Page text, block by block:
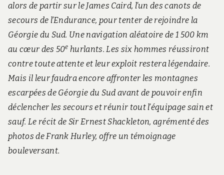
alors de partir sur le James Caird, l’un des canots de
secours de l’Endurance, pour tenter de rejoindre la
Géorgie du Sud. Une navigation aléatoire de 1 500 km
au cœur des 50e hurlants. Les six hommes réussiront
contre toute attente et leur exploit restera légendaire.
Mais il leur faudra encore affronter les montagnes
escarpées de Géorgie du Sud avant de pouvoir enfin
déclencher les secours et réunir tout l’équipage sain et
sauf. Le récit de Sir Ernest Shackleton, agrémenté des
photos de Frank Hurley, offre un témoignage
bouleversant.